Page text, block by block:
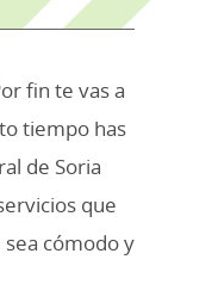
fin te vas a
tiempo has
de Soria
que
cómodo y